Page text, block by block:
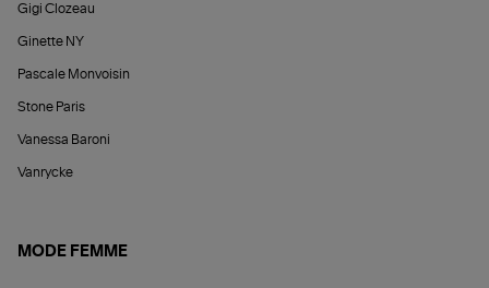
Gigi Clozeau
Ginette NY
Pascale Monvoisin
Stone Paris
Vanessa Baroni
Vanrycke
MODE FEMME